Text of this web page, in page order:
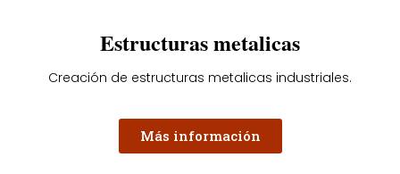
Estructuras metalicas
Creación de estructuras metalicas industriales.
Más información